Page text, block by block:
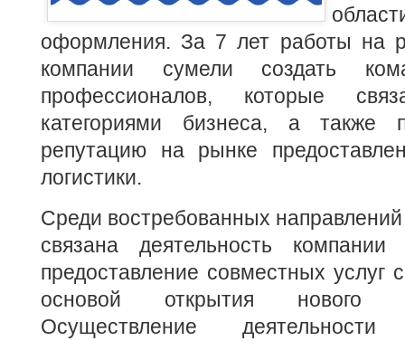
оформления. За 7 лет работы на
компании сумели создать
профессионалов, которые
категориями бизнеса, а также
репутацию на рынке
логистики.
Среди востребованных
связана деятельность компании
предоставление совместных услуг
основой открытия нового
Осуществление